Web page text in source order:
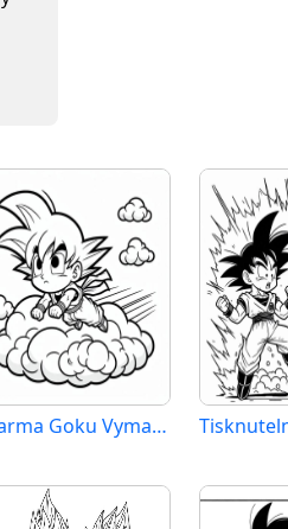
Zdarma Goku Vymalovatelné